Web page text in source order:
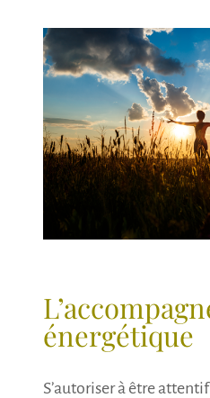
énergétique
S’autoriser à être